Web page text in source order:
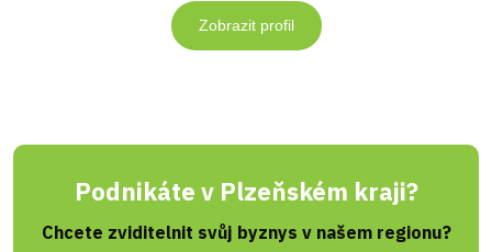
Zobrazit profil
Podnikáte v Plzeňském kraji?
Chcete zviditelnit svůj byznys v našem regionu?